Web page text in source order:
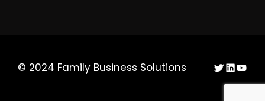
© 2024 Family Business Solutions Twitter
LinkedIn